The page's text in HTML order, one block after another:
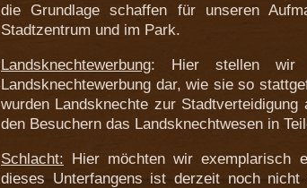
die Grundlage schaffen für unseren
Stadtzentrum und im Park.
Landsknechtewerbung: Hier stellen wir
Landsknechtewerbung dar, wie sie so
wurden Landsknechte zur
den Besuchern das Landsknechtwesen in
Schlacht: Hier möchten wir exemplarisch
dieses Unterfangens ist derzeit noch